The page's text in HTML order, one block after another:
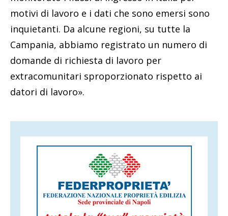
motivi di lavoro e i dati che sono emersi sono
inquietanti. Da alcune regioni, su tutte la
Campania, abbiamo registrato un numero di
domande di richiesta di lavoro per
extracomunitari sproporzionato rispetto ai
datori di lavoro».